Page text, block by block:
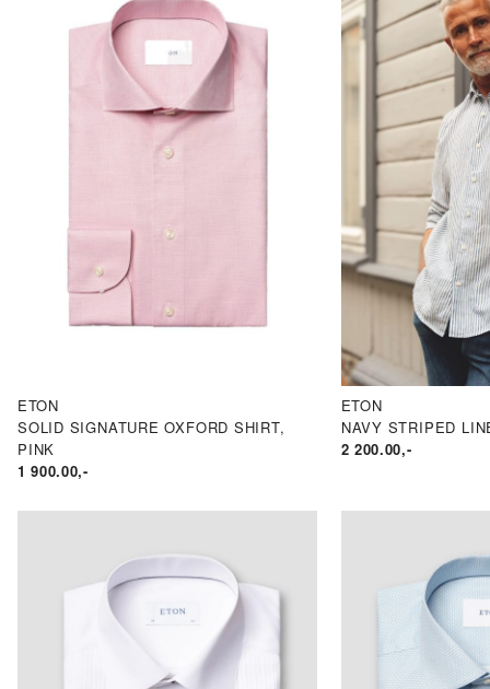
ETON
SOLID SIGNATURE OXFORD SHIRT,
PINK
1 900.00,-
ETON
NAVY STRIPED
2 200.00,-